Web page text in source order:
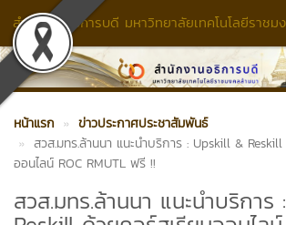
สำนักงานอธิการบดี มหาวิทยาลัยเทคโนโลยีราชม
หน้าแรก
ข่าวประกาศประชาสัมพันธ์
สวส.มทร.ล้านนา แนะนำบริการ : Upskill &
ออนไลน์ ROC RMUTL ฟรี !!
สวส.มทร.ล้านนา แนะนำบริกา